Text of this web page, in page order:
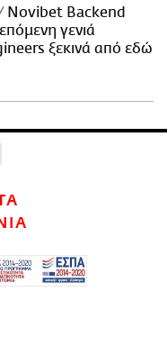
Novibet Backend
γενιά
ξεκινά από εδώ